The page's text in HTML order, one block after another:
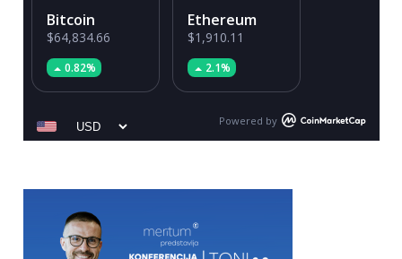
Bitcoin
$64,834.66
0.82%
Ethereum
$1,910.11
2.1%
Powered by